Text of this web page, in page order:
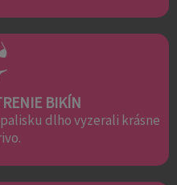
BIKÍN
dlho vyzerali krásne